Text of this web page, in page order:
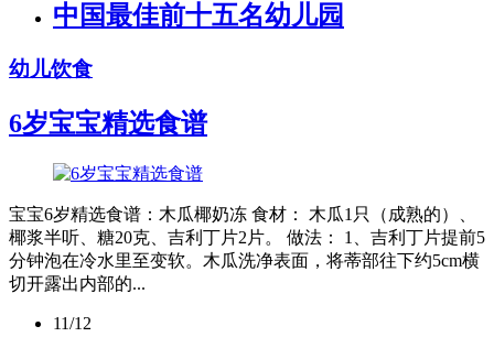
中国最佳前十五名幼儿园
幼儿饮食
6岁宝宝精选食谱
宝宝6岁精选食谱：木瓜椰奶冻 食材： 木瓜1只（成熟的）、
椰浆半听、糖20克、吉利丁片2片。 做法： 1、吉利丁片提前5
分钟泡在冷水里至变软。木瓜洗净表面，将蒂部往下约5cm横
切开露出内部的...
11/12